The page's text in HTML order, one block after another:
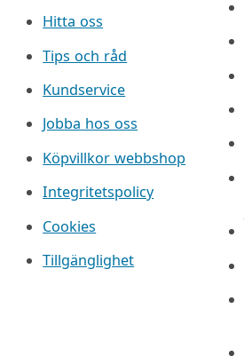
Hitta oss
Tips och råd
Kundservice
Jobba hos oss
Köpvillkor webbshop
Integritetspolicy
Cookies
Tillgänglighet